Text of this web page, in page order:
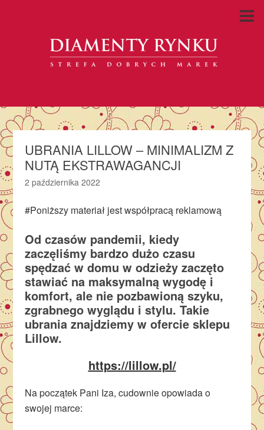
UBRANIA LILLOW – MINIMALIZM Z
NUTĄ EKSTRAWAGANCJI
2 października 2022
#Poniższy materiał jest współpracą reklamową
Od czasów pandemii, kiedy
zaczęliśmy bardzo dużo czasu
spędzać w domu w odzieży zaczęto
stawiać na maksymalną wygodę i
komfort, ale nie pozbawioną szyku,
zgrabnego wyglądu i stylu. Takie
ubrania znajdziemy w ofercie sklepu
Lillow.
https://lillow.pl/
Na początek Pani Iza, cudownie opowiada o
swojej marce: